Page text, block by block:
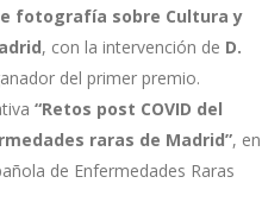
fotografía sobre Cultura y
, con la intervención de D.
del primer premio.
“Retos post COVID del
raras de Madrid”, en
de Enfermedades Raras